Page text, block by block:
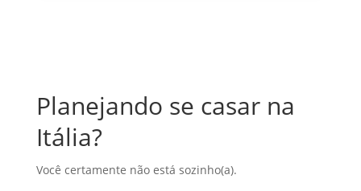
Planejando se casar na
Itália?
Você certamente não está sozinho(a).